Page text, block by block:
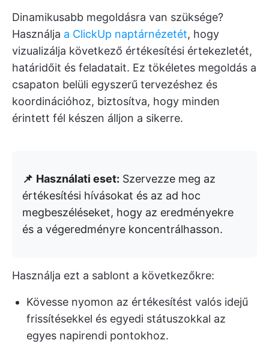
Dinamikusabb megoldásra van szüksége?
Használja a ClickUp naptárnézetét, hogy
vizualizálja következő értékesítési értekezletét,
határidőit és feladatait. Ez tökéletes megoldás a
csapaton belüli egyszerű tervezéshez és
koordinációhoz, biztosítva, hogy minden
érintett fél készen álljon a sikerre.
📌 Használati eset: Szervezze meg az
értékesítési hívásokat és az ad hoc
megbeszéléseket, hogy az eredményekre
és a végeredményre koncentrálhasson.
Használja ezt a sablont a következőkre:
Kövesse nyomon az értékesítést valós idejű
frissítésekkel és egyedi státuszokkal az
egyes napirendi pontokhoz.